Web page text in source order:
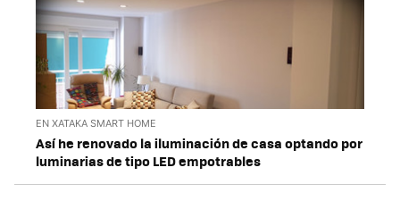
EN XATAKA SMART HOME
Así he renovado la iluminación de casa optando por
luminarias de tipo LED empotrables